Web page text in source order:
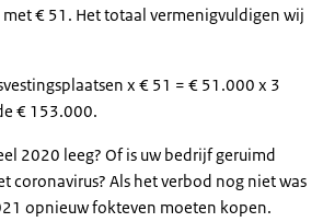
€ 51. Het totaal vermenigvuldigen wij
x € 51 = € 51.000 x 3
€ 153.000.
2020 leeg? Of is uw bedrijf geruimd
coronavirus? Als het verbod nog niet was
opnieuw fokteven moeten kopen.